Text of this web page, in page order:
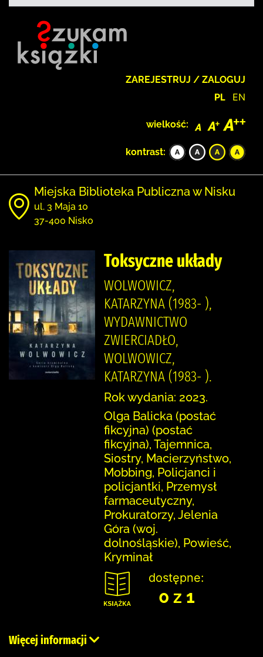
ZAREJESTRUJ / ZALOGUJ
PL EN
wielkość:
kontrast:
Miejska Biblioteka Publiczna w Nisku
ul. 3 Maja 10
37-400 Nisko
Toksyczne układy
WOLWOWICZ,
KATARZYNA (1983- ),
WYDAWNICTWO
ZWIERCIADŁO,
WOLWOWICZ,
KATARZYNA (1983- ).
Rok wydania: 2023.
Olga Balicka (postać
fikcyjna) (postać
fikcyjna), Tajemnica,
Siostry, Macierzyństwo,
Mobbing, Policjanci i
policjantki, Przemysł
farmaceutyczny,
Prokuratorzy, Jelenia
Góra (woj.
dolnośląskie), Powieść,
Kryminał
dostępne:
0 z 1
Więcej informacji